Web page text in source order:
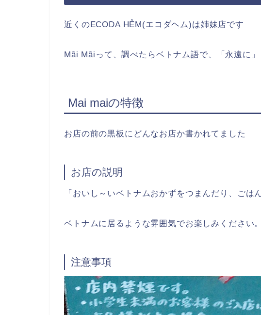
近くのECODA HẺM(エコダヘム)は姉妹店です
Mãi Mãiって、調べたらベトナム語で、「永遠に
Mai maiの特徴
お店の前の黒板にどんなお店か書かれてました
お店の説明
「おいし～いベトナムおかずをつまんだり、ごは
ベトナムに居るような雰囲気でお楽しみください。
注意事項